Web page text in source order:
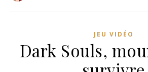
JEU VIDÉO
Dark Souls,